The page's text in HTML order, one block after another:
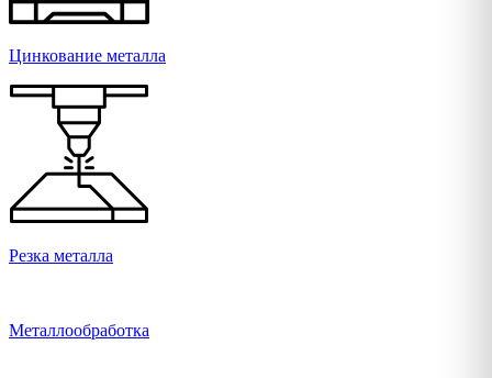
Цинкование металла
Резка металла
Металлообработка